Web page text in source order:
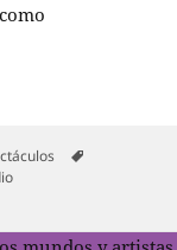
con tres